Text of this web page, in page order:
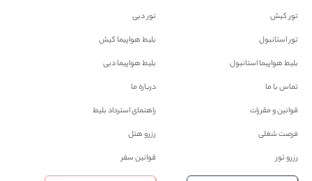
تور کیش
تور دبی
تور استانبول
بلیط هواپیما کیش
بلیط هواپیما استانبول
بلیط هواپیما دبی
تماس با ما
درباره ما
قوانین و مقررات
راهنمای استرداد بلیط
فرصت شغلی
رزرو هتل
رزرو تور
قوانین سفر